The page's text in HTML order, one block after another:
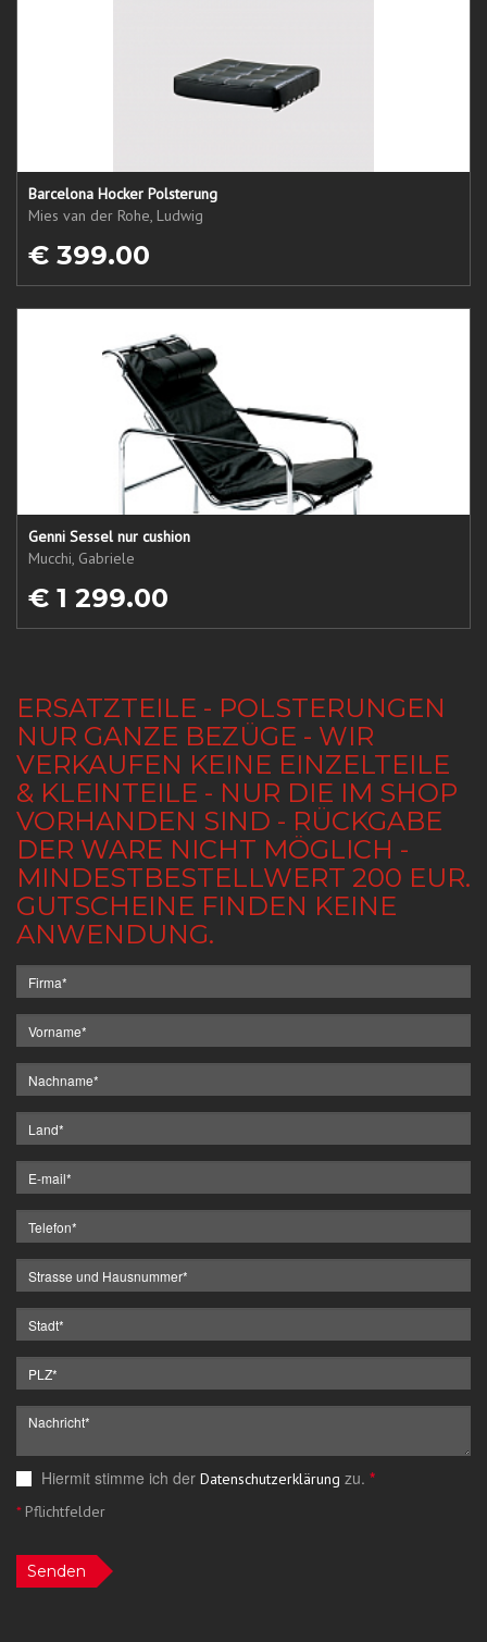
Barcelona Hocker Polsterung
Mies van der Rohe, Ludwig
€ 399.00
Genni Sessel nur cushion
Mucchi, Gabriele
€ 1 299.00
ERSATZTEILE - POLSTERUNGEN
NUR GANZE BEZÜGE - WIR
VERKAUFEN KEINE EINZELTEILE
& KLEINTEILE - NUR DIE IM SHOP
VORHANDEN SIND - RÜCKGABE
DER WARE NICHT MÖGLICH -
MINDESTBESTELLWERT 200 EUR.
GUTSCHEINE FINDEN KEINE
ANWENDUNG.
Hiermit stimme ich der Datenschutzerklärung zu. *
*Pflichtfelder
Senden